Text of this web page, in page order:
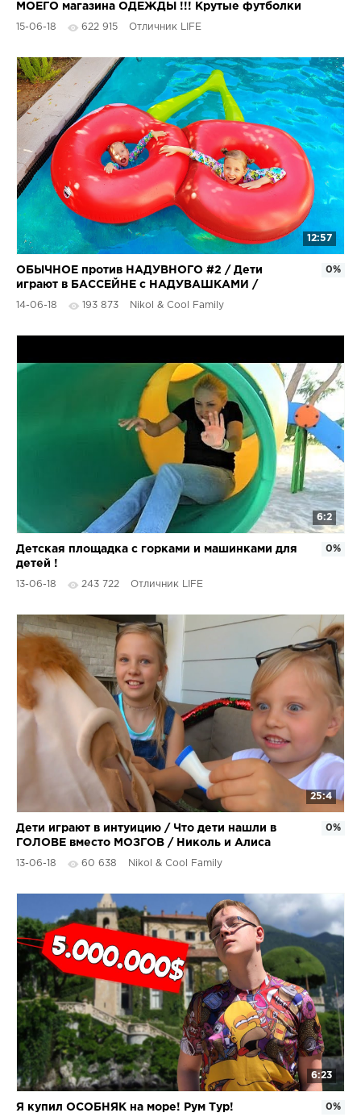
МОЕГО магазина ОДЕЖДЫ !!! Крутые футболки
с моим изображением !
15-06-18 622 915 Отличник LIFE
12:57
ОБЫЧНОЕ против НАДУВНОГО #2 / Дети
играют в БАССЕЙНЕ с НАДУВАШКАМИ /
НОВЫЙ ЧЕЛЛЕНДЖ 2018
14-06-18 193 873 Nikol & Cool Family
0%
6:2
Детская площадка с горками и машинками для
детей !
13-06-18 243 722 Отличник LIFE
0%
25:4
Дети играют в интуицию / Что дети нашли в
ГОЛОВЕ вместо МОЗГОВ / Николь и Алиса
13-06-18 60 638 Nikol & Cool Family
0%
6:23
Я купил ОСОБНЯК на море! Рум Тур! 0%